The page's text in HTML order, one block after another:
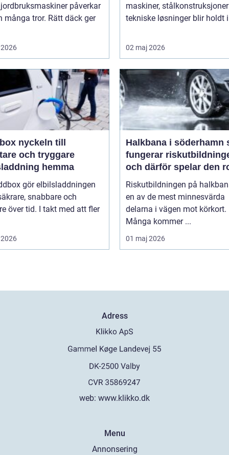
påverkar
många tror. Rätt däck ger
maskiner,
tekniske løsninger blir holdt
02 maj 2026
till
och tryggare
hemma
gör elbilsladdningen
snabbare och
över tid. I takt med att fler
Halkbana i söderhamn så
fungerar
och därför spelar den
Riskutbildningen på
en av de mest minnesvärda
delarna i vägen mot körkort.
Många kommer ...
01 maj 2026
Adress
web: www.klikko.dk
Menu
Annonsering